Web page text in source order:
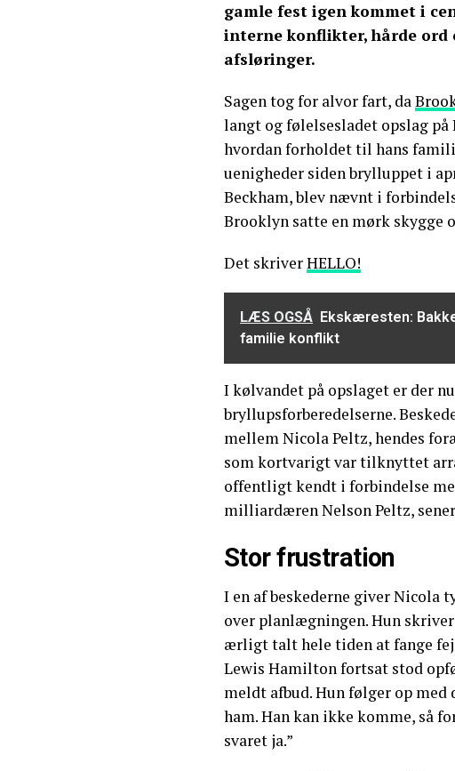
gamle fest igen kommet i
interne konflikter, hårde ord
afsløringer.
Sagen tog for alvor fart, da
langt og følelsesladet opslag på
hvordan forholdet til hans
uenigheder siden brylluppet i
Beckham, blev nævnt i
Brooklyn satte en mørk skygge
Det skriverHELLO!
LÆS OGSÅ Ekskæresten:
familie konflikt
I kølvandet på opslaget er der
bryllupsforberedelserne.
mellem Nicola Peltz, hendes
som kortvarigt var tilknyttet
offentligt kendt i forbindelse
milliardæren Nelson Peltz,
Stor frustration
I en af beskederne giver
over planlægningen. Hun
ærligt talt hele tiden at fange
Lewis Hamilton fortsat stod
meldt afbud. Hun følger op med
ham. Han kan ikke komme, så
svaret ja.”